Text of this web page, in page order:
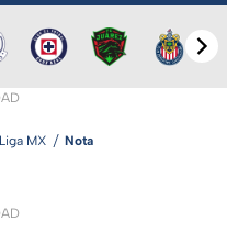
Liga MX Nota